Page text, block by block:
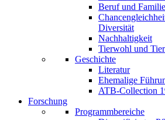
Beruf und Familie
Diversität
Nachhaltigkeit
Tierwohl und
Geschichte
Literatur
Ehemalige
ATB-Collection
Forschung
Programmbereiche